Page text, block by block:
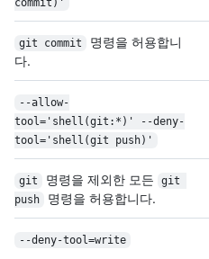
commit)'
git commit
명령을 허용합니
다.
--allow-
tool='shell(git:*)' --deny-
tool='shell(git push)'
git 명령을 제외한 모든
git
push
명령을 허용합니다.
--deny-tool=write